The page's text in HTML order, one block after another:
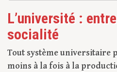
L’université :
socialité
Tout système universitaire
moins à la fois à la